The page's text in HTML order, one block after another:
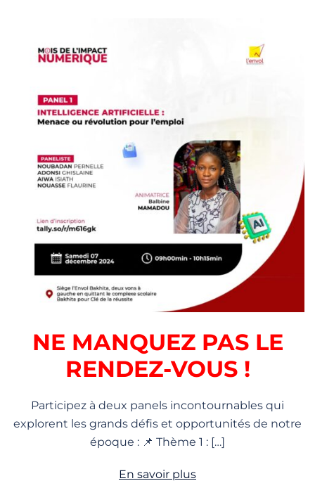
NE MANQUEZ PAS LE
RENDEZ-VOUS !
Participez à deux panels incontournables qui
explorent les grands défis et opportunités de notre
époque : 📌 Thème 1 : […]
En savoir plus